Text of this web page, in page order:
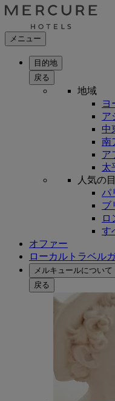
メニュー
目的地
戻る
地域
ヨ
ア
中
南
ア
太
人気の
パ
ブ
ロ
す
オファー
ローカルトラベル
メルキュールについて
戻る